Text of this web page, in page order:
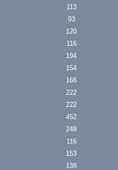
113
93
120
116
194
154
166
222
222
452
249
116
153
138